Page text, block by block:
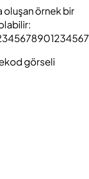
oluşan örnek bir
görseli